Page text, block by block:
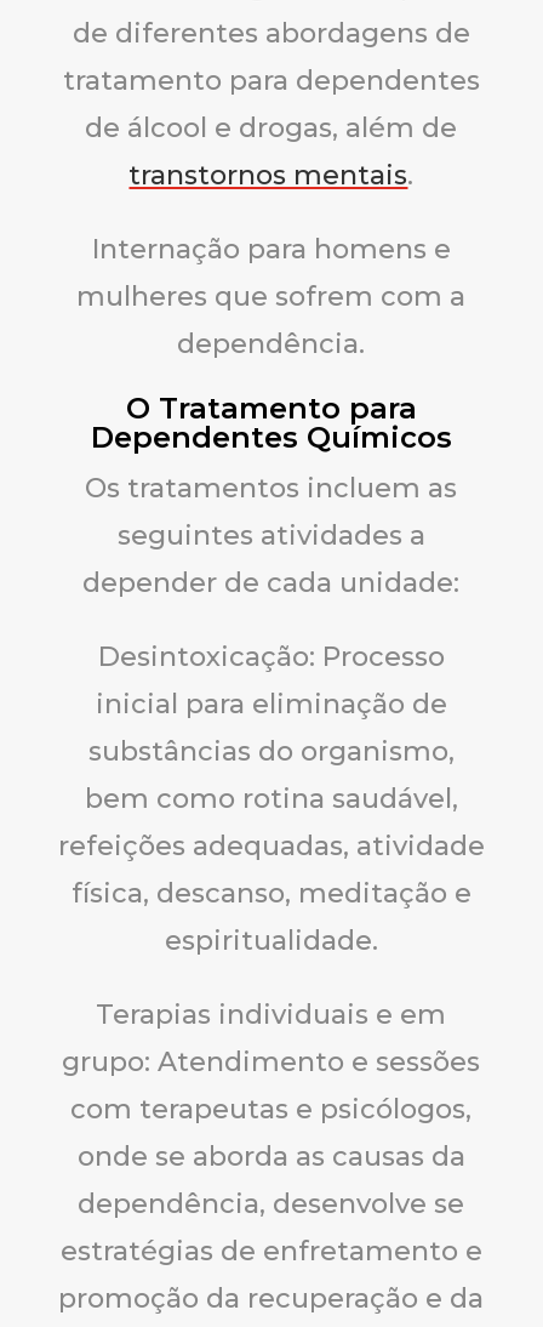
de diferentes abordagens de
tratamento para dependentes
de álcool e drogas, além de
transtornos mentais.
Internação para homens e
mulheres que sofrem com a
dependência.
O Tratamento para
Dependentes Químicos
Os tratamentos incluem as
seguintes atividades a
depender de cada unidade:
Desintoxicação: Processo
inicial para eliminação de
substâncias do organismo,
bem como rotina saudável,
refeições adequadas, atividade
física, descanso, meditação e
espiritualidade.
Terapias individuais e em
grupo: Atendimento e sessões
com terapeutas e psicólogos,
onde se aborda as causas da
dependência, desenvolve se
estratégias de enfretamento e
promoção da recuperação e da